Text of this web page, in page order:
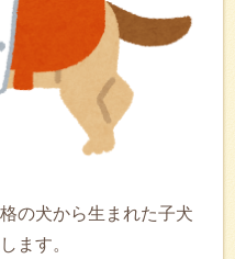
の犬から生まれた子犬
ます。